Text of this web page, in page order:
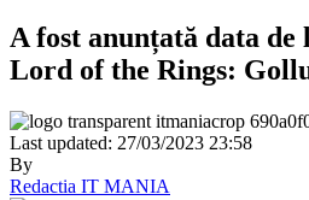
A fost anunțată data de
Lord of the Rings:
Last updated: 27/03/2023 23:58
By
Redactia IT MANIA